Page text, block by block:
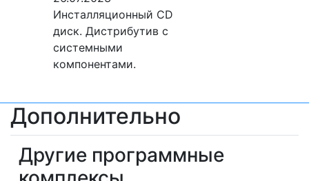
Инсталляционный CD
диск. Дистрибутив с
системными
компонентами.
Дополнительно
Другие программные